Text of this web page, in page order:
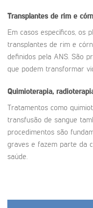
Transplantes de rim e
Em casos específicos, os
transplantes de rim e
definidos pela ANS. São
que podem transformar
Quimioterapia,
Tratamentos como
transfusão de sangue
procedimentos são
graves e fazem parte da
saúde.